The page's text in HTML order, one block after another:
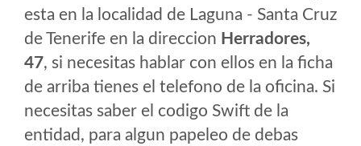
esta en la localidad de Laguna - Santa Cruz
de Tenerife en la direccion Herradores,
47, si necesitas hablar con ellos en la ficha
de arriba tienes el telefono de la oficina. Si
necesitas saber el codigo Swift de la
entidad, para algun papeleo de debas